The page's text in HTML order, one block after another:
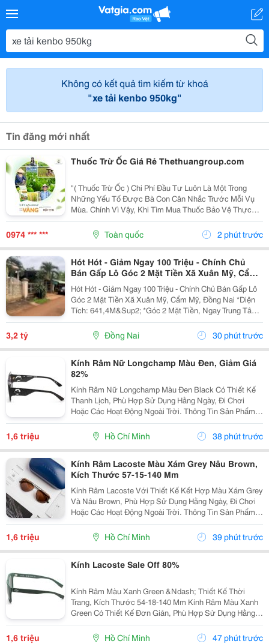
Không có kết quả tìm kiếm từ khoá
"xe tải kenbo 950kg"
Tin đăng mới nhất
Thuốc Trừ Ốc Giá Rẻ Thethuangroup.com
"( Thuốc Trừ Ốc ) Chi Phí Đầu Tư Luôn Là Một Trong
Những Yếu Tố Được Bà Con Cân Nhắc Trước Mỗi Vụ
Mùa. Chính Vì Vậy, Khi Tìm Mua Thuốc Bảo Vệ Thực
Vật, Nhiều Người Thường Ưu Tiên Những Sản Phẩm
Có Mức Giá Hợp Lý Để Tiết Kiệm Ngân Sách. Tuy
Nhiên, Giá...
0974 *** *** Toàn quốc 2 phút trước
Hót Hót - Giảm Ngay 100 Triệu - Chính Chủ
Bán Gấp Lô Góc 2 Mặt Tiền Xã Xuân Mỹ, Cẩm
Mỹ, Đồng Nai
Hót Hót - Giảm Ngay 100 Triệu - Chính Chủ Bán Gấp Lô
Góc 2 Mặt Tiền Xã Xuân Mỹ, Cẩm Mỹ, Đồng Nai *Diện
Tích: 641,4M&Sup2; *Góc 2 Mặt Tiền, Ngay Trung Tâm,
Thuận Tiện Kinh Doanh Đa Ngành Nghề. Cách Quốc Lộ
764 Chỉ Khoảng 400M. *Pháp Lý Sổ Hồng...
3,2 tỷ Đồng Nai 30 phút trước
Kính Râm Nữ Longchamp Màu Đen, Giảm Giá
82%
Kính Râm Nữ Longchamp Màu Đen Black Có Thiết Kế
Thanh Lịch, Phù Hợp Sử Dụng Hằng Ngày, Đi Chơi
Hoặc Các Hoạt Động Ngoài Trời. Thông Tin Sản Phẩm:
Thương Hiệu: Longchamp. Màu Sắc: Đen Black. Kích
Thước: 51-20-140 Mm. Kiểu Dáng Dành Cho Nữ....
1,6 triệu Hồ Chí Minh 38 phút trước
Kính Râm Lacoste Màu Xám Grey Nâu Brown,
Kích Thước 57-15-140 Mm
Kính Râm Lacoste Với Thiết Kế Kết Hợp Màu Xám Grey
Và Nâu Brown, Phù Hợp Sử Dụng Hằng Ngày, Đi Chơi
Hoặc Các Hoạt Động Ngoài Trời. Thông Tin Sản Phẩm:
Thương Hiệu: Lacoste. Màu Sắc: Xám Grey &Ndash;
Nâu Brown. Kích Thước: 57-15-140 Mm. Mã...
1,6 triệu Hồ Chí Minh 39 phút trước
Kính Lacoste Sale Off 80%
Kính Râm Màu Xanh Green &Ndash; Thiết Kế Thời
Trang, Kích Thước 54-18-140 Mm Kính Râm Màu Xanh
Green Có Thiết Kế Đơn Giản, Phù Hợp Sử Dụng Hằng
Ngày Khi Đi Chơi, Đi Du Lịch Hoặc Di Chuyển Ngoài
Trời. Thông Tin Sản Phẩm: Màu Sắc: Xanh Green. ...
1,6 triệu Hồ Chí Minh 47 phút trước